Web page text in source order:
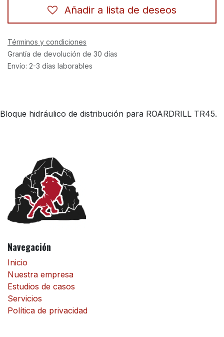
Añadir a lista de deseos
Términos y condiciones
Grantía de devolución de 30 días
Envío: 2-3 días laborables
Bloque hidráulico de distribución para ROARDRILL TR45.
Navegación
Inicio
Nuestra empresa
Estudios de casos
Servicios
Política de privacidad